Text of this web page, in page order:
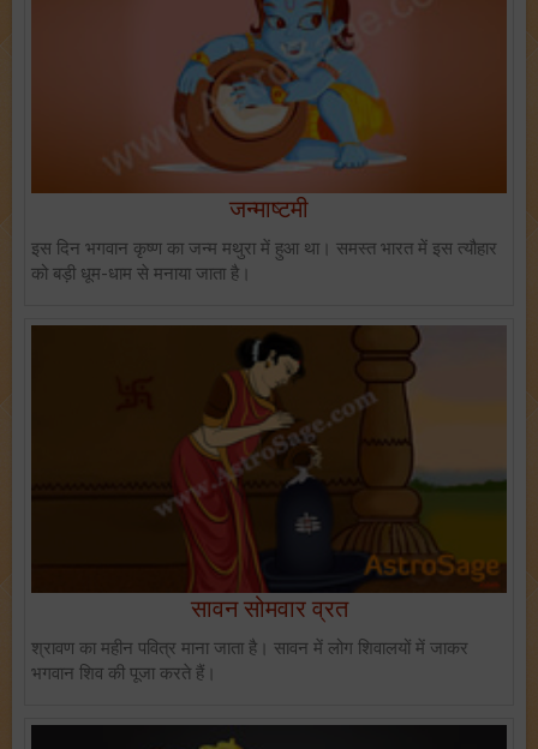
जन्माष्टमी
इस दिन भगवान कृष्ण का जन्म मथुरा में हुआ था। समस्त भारत में इस त्यौहार
को बड़ी धूम-धाम से मनाया जाता है।
सावन सोमवार व्रत
श्रावण का महीन पवित्र माना जाता है। सावन में लोग शिवालयों में जाकर
भगवान शिव की पूजा करते हैं।